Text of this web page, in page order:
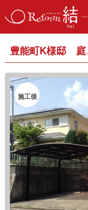
豊能町K様邸 庭
施工後